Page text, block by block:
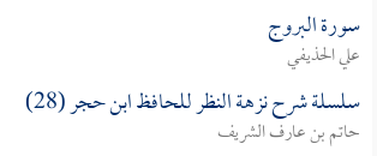
سورة البروج
علي الحذيفي
سلسلة شرح نزهة النظر للحافظ ابن حجر (28)
حاتم بن عارف الشريف